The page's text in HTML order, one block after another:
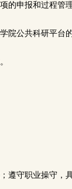
的申报和过程管
院公共科研平台
遵守职业操守，